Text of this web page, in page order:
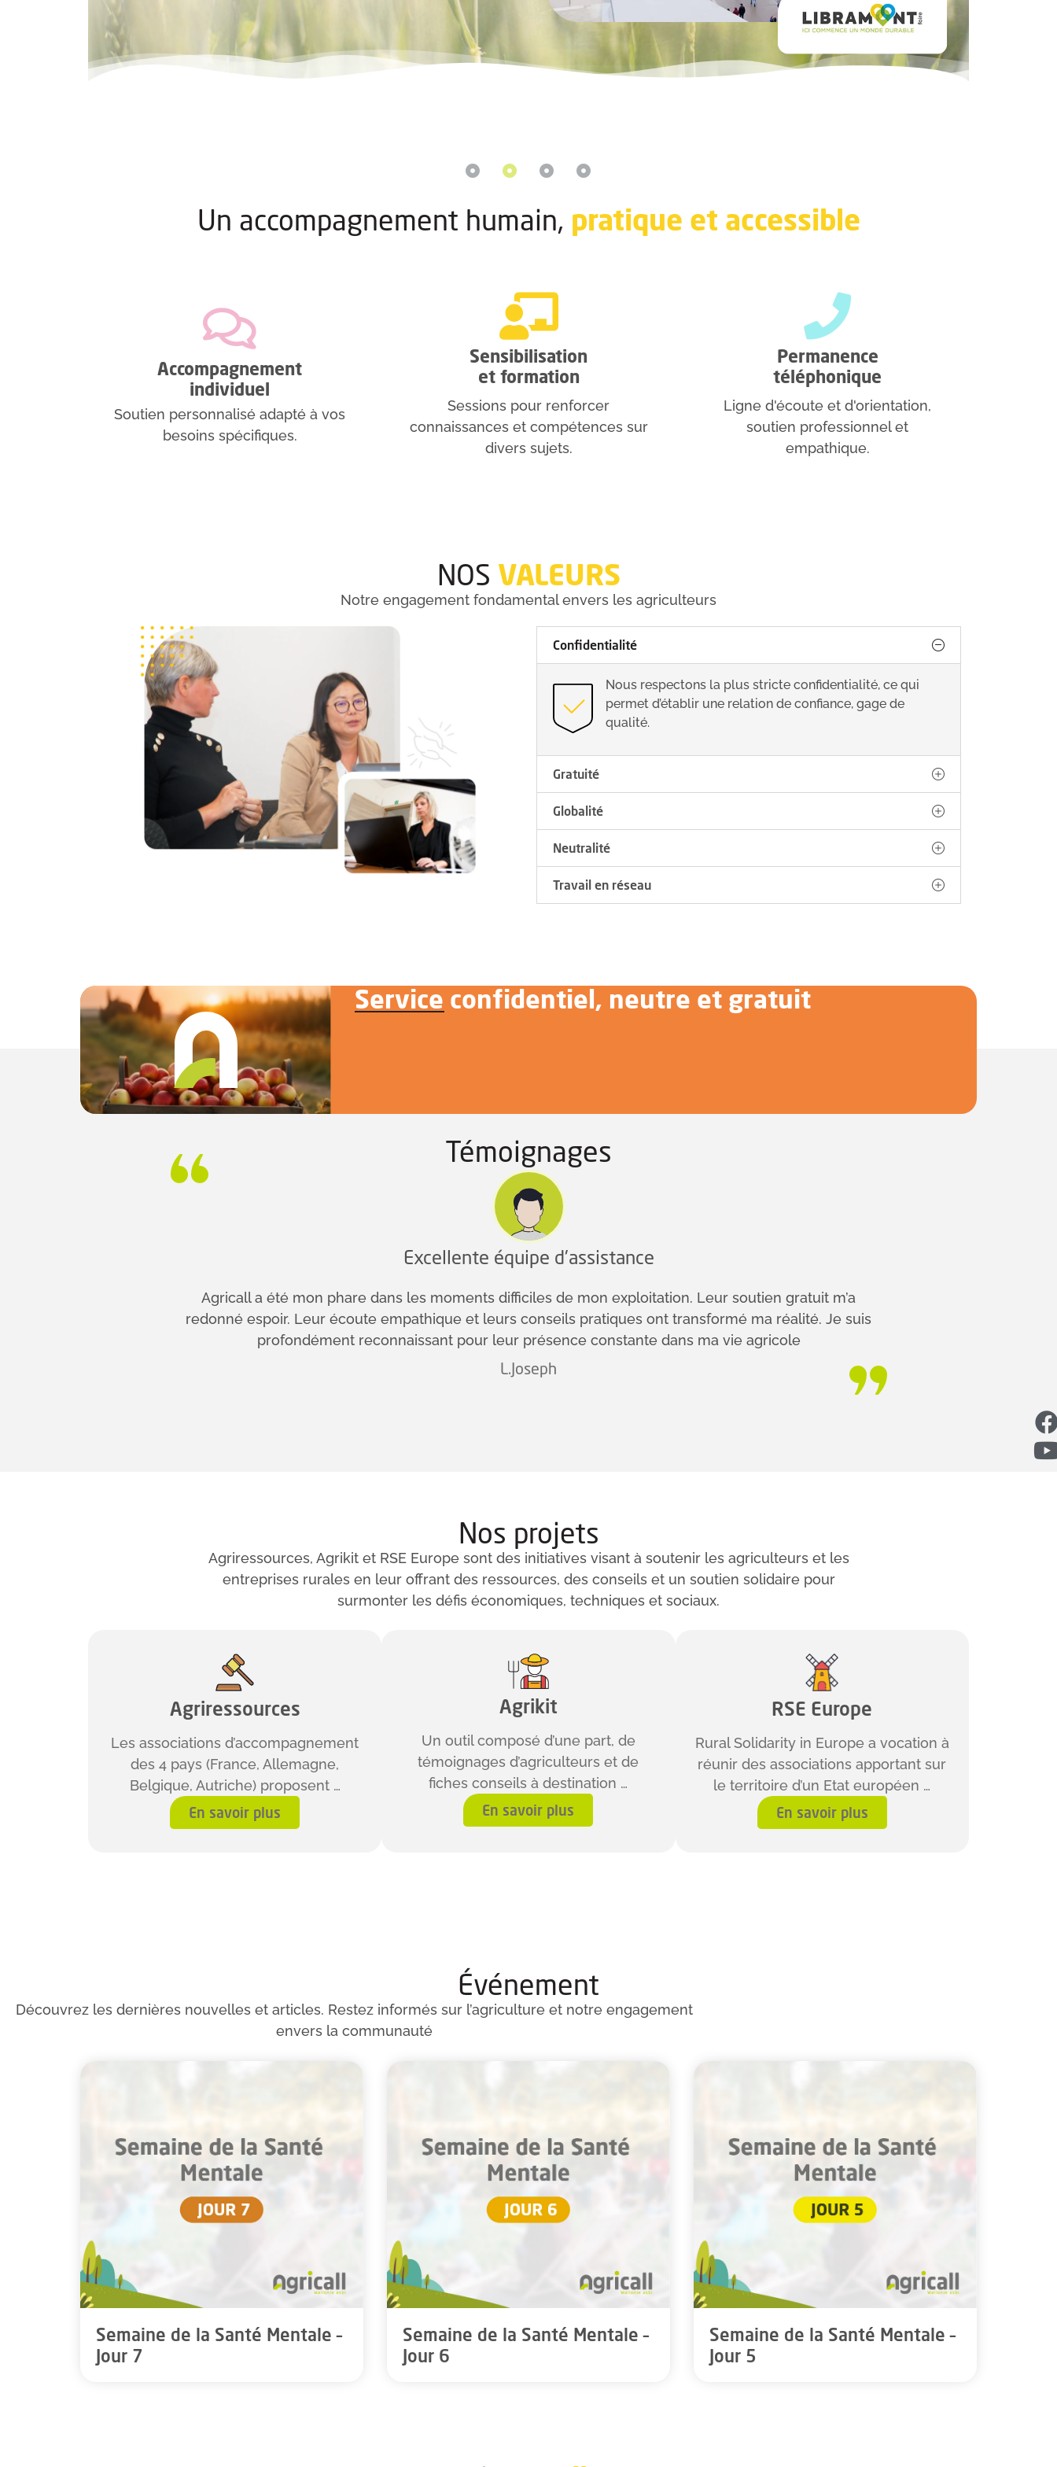
Un accompagnement humain, pratique et accessible
Accompagnement
individuel
Soutien personnalisé adapté à vos
besoins spécifiques.
Sensibilisation
et formation
Sessions pour renforcer
connaissances et compétences sur
divers sujets.
Permanence
téléphonique
Ligne d'écoute et d'orientation,
soutien professionnel et
empathique.
NOS VALEURS
Notre engagement fondamental envers les agriculteurs
Confidentialité
Nous respectons la plus stricte confidentialité, ce qui
permet d’établir une relation de confiance, gage de
qualité.
Gratuité
Globalité
Neutralité
Travail en réseau
Service confidentiel, neutre et gratuit
Témoignages
Excellente équipe d'assistance
Agricall a été mon phare dans les moments difficiles de mon exploitation. Leur soutien gratuit m’a
redonné espoir. Leur écoute empathique et leurs conseils pratiques ont transformé ma réalité. Je suis
profondément reconnaissant pour leur présence constante dans ma vie agricole
L.Joseph
Nos projets
Agriressources, Agrikit et RSE Europe sont des initiatives visant à soutenir les agriculteurs et les
entreprises rurales en leur offrant des ressources, des conseils et un soutien solidaire pour
surmonter les défis économiques, techniques et sociaux.
Agriressources
Les associations d’accompagnement
des 4 pays (France, Allemagne,
Belgique, Autriche) proposent …
En savoir plus
Agrikit
Un outil composé d’une part, de
témoignages d’agriculteurs et de
fiches conseils à destination …
En savoir plus
RSE Europe
Rural Solidarity in Europe a vocation à
réunir des associations apportant sur
le territoire d’un Etat européen …
En savoir plus
Événement
Découvrez les dernières nouvelles et articles. Restez informés sur l’agriculture et notre engagement
envers la communauté
Semaine de la Santé Mentale –
Jour 7
Semaine de la Santé Mentale –
Jour 6
Semaine de la Santé Mentale –
Jour 5